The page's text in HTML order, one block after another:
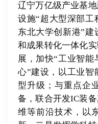
辽宁万亿级产业基
设施“超大型深部工
东北大学创新港”
和成果转化一体化
展，加快“工业智能
心”建设，以工业智
型升级；与重点企
备，联合开发IC装
维等前沿技术，以